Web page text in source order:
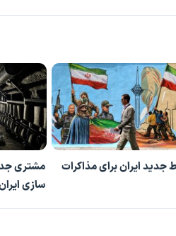
جدید ایران برای مذاکرات
مشتری
سازی